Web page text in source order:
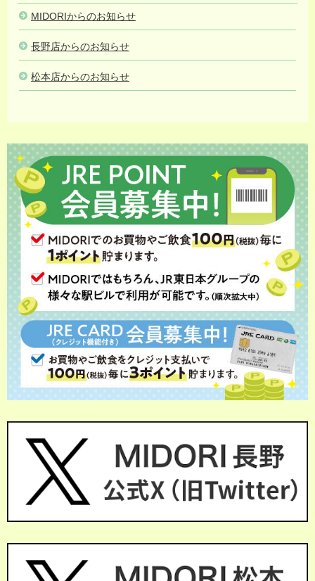
MIDORIからのお知らせ
長野店からのお知らせ
松本店からのお知らせ